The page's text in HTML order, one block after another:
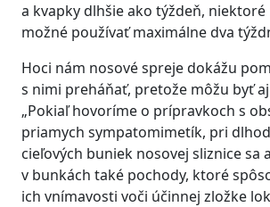
a kvapky dlhšie ako týždeň,
možné používať maximálne dva
Hoci nám nosové spreje dokážu
s nimi preháňať, pretože môžu byť
„Pokiaľ hovoríme o prípravkoch s
priamych sympatomimetík, pri
cieľových buniek nosovej sliznice sa
v bunkách také pochody, ktoré
ich vnímavosti voči účinnej zložke